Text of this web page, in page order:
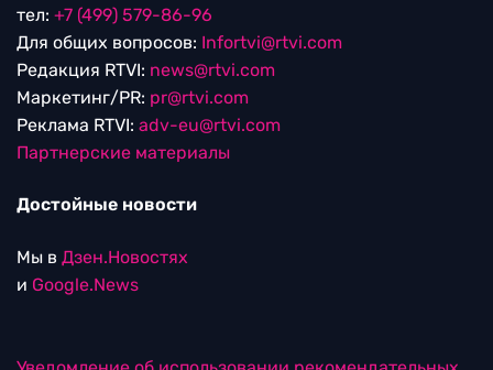
тел: +7 (499) 579-86-96
Для общих вопросов: Infortvi@rtvi.com
Редакция RTVI: news@rtvi.com
Маркетинг/PR: pr@rtvi.com
Реклама RTVI: adv-eu@rtvi.com
Партнерские материалы
Достойные новости
Мы в Дзен.Новостях
и Google.News